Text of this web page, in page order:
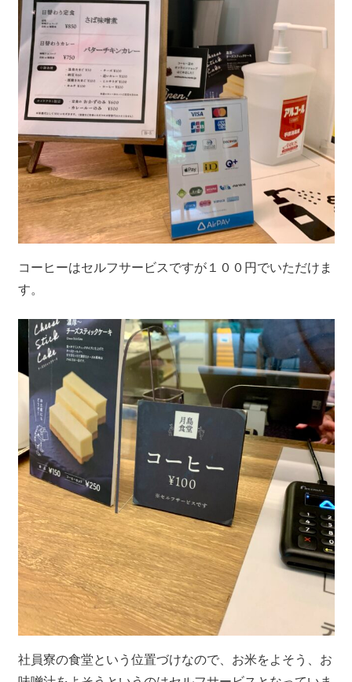
コーヒーはセルフサービスですが１００円でいただけま
す。
社員寮の食堂という位置づけなので、お米をよそう、お